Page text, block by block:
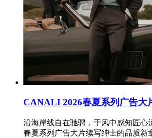
CANALI 2026春夏系列广告大
沿海岸线自在驰骋，于风中感知匠心
春夏系列广告大片续写绅士的品质新